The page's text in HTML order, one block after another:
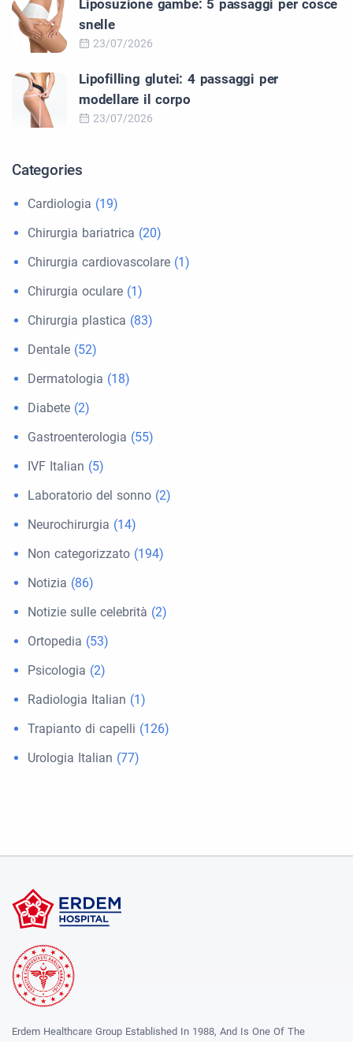
Liposuzione gambe: 5 passaggi per cosce
snelle
23/07/2026
Lipofilling glutei: 4 passaggi per
modellare il corpo
23/07/2026
Categories
Cardiologia (19)
Chirurgia bariatrica (20)
Chirurgia cardiovascolare (1)
Chirurgia oculare (1)
Chirurgia plastica (83)
Dentale (52)
Dermatologia (18)
Diabete (2)
Gastroenterologia (55)
IVF Italian (5)
Laboratorio del sonno (2)
Neurochirurgia (14)
Non categorizzato (194)
Notizia (86)
Notizie sulle celebrità (2)
Ortopedia (53)
Psicologia (2)
Radiologia Italian (1)
Trapianto di capelli (126)
Urologia Italian (77)
Erdem Healthcare Group Established In 1988, And Is One Of The